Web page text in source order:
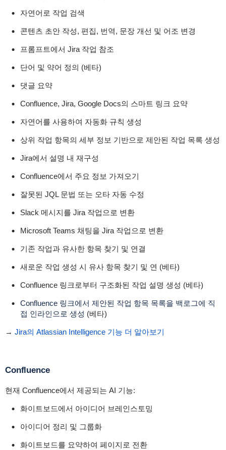
자연어로 작업 검색
콘텐츠 초안 작성, 편집, 번역, 문장 개선 및 어조 변경
프롬프트에서 Jira 작업 참조
단어 및 약어 정의 (베타)
댓글 요약
Confluence, Jira, Google Docs의 스마트 링크 요약
자연어를 사용하여 자동화 규칙 생성
상위 작업 항목의 세부 정보 기반으로 제안된 작업 목록 생성
Jira에서 설명 내 재구성
Confluence에서 주요 정보 가져오기
잘못된 JQL 문법 또는 오타 자동 수정
Slack 메시지를 Jira 작업으로 변환
Microsoft Teams 채팅을 Jira 작업으로 변환
기존 작업과 유사한 항목 찾기 및 연결
새로운 작업 생성 시 유사 항목 찾기 및 연 (베타)
Confluence 링크로부터 구조화된 작업 설명 생성 (베타)
Confluence 링크에서 제안된 작업 항목 목록을 백로그에 직
접 인라인으로 생성 (베타)
→ Jira의 Atlassian Intelligence 기능 더 알아보기
Confluence
현재 Confluence에서 제공되는 AI 기능:
화이트보드에서 아이디어 브레인스토밍
아이디어 정리 및 그룹화
화이트보드를 요약하여 페이지로 전환